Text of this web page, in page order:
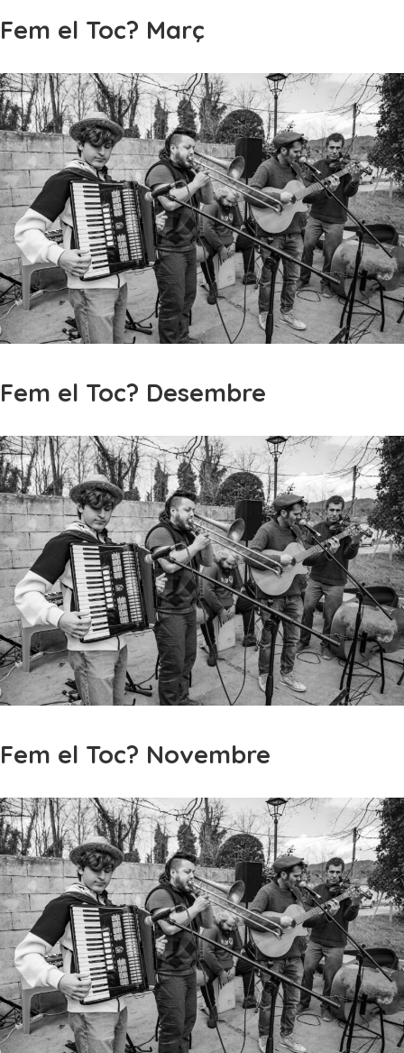
Fem el Toc? Març
Fem el Toc? Desembre
Fem el Toc? Novembre